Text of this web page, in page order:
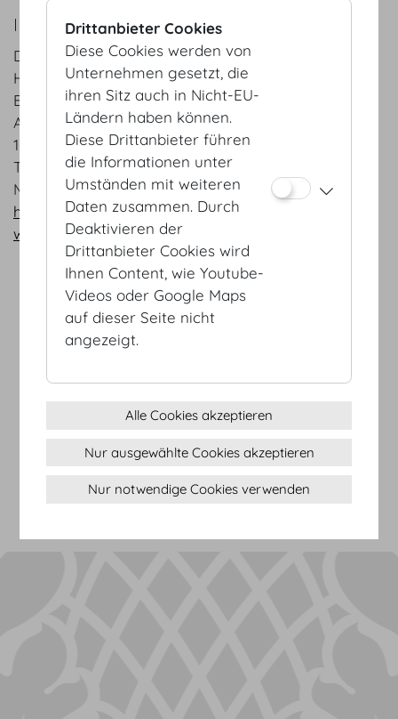
IHR ANSPRECHPARTNER:
DO & CO Event Austria GmbH
Herr Dawid Groiss
Event Catering
Akademiestrasse/Mahlerstrasse 9
1010 Wien
T +43 1 / 74 000
M +43 664 80777 1564
hofburgvienna@doco.com
www.doco.com
AGB
Impressum
(c) 2026 Hofburg Vienna, Heldenplatz, 1010 Wien
Drittanbieter Cookies
Diese Cookies werden von
Unternehmen gesetzt, die
ihren Sitz auch in Nicht-EU-
Ländern haben können.
Diese Drittanbieter führen
die Informationen unter
Umständen mit weiteren
Daten zusammen. Durch
Deaktivieren der
Drittanbieter Cookies wird
Ihnen Content, wie Youtube-
Videos oder Google Maps
auf dieser Seite nicht
angezeigt.
Alle Cookies akzeptieren
Nur ausgewählte Cookies akzeptieren
Nur notwendige Cookies verwenden